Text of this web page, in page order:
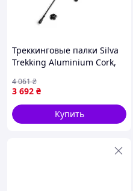
Треккинговые палки Silva
Trekking Aluminium Cork,
3 692 ₴
4 061₴
Купить